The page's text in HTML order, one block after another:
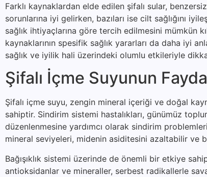
Farklı kaynaklardan elde edilen şifalı sular,
sorunlarına iyi gelirken, bazıları ise cilt sağlığını
sağlık ihtiyaçlarına göre tercih edilmesini mümkün
kaynaklarının spesifik sağlık yararları da daha iyi
sağlık ve iyilik hali üzerindeki olumlu etkileriyle
Şifalı İçme Suyunun
Şifalı içme suyu, zengin mineral içeriği ve doğal
sahiptir. Sindirim sistemi hastalıkları, günümüz
düzenlenmesine yardımcı olarak sindirim
mineral seviyeleri, midenin asiditesini azaltabilir ve
Bağışıklık sistemi üzerinde de önemli bir etkiye
antioksidanlar ve mineraller, serbest radikallerle